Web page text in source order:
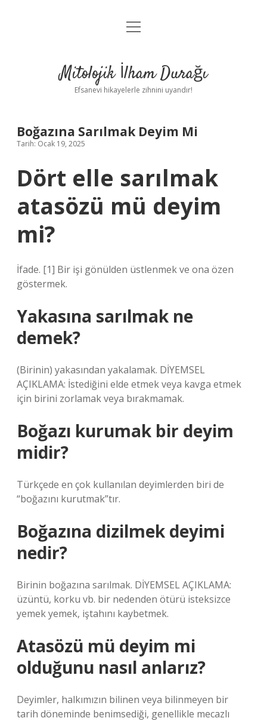
Anasayfa
Yasal Uyarı
menüyü
Mitolojik İlham Durağı
Efsanevi hikayelerle zihnini uyandır!
Boğazına Sarılmak Deyim Mi
Tarih: Ocak 19, 2025
Dört elle sarılmak
atasözü mü deyim
mi?
İfade. [1] Bir işi gönülden üstlenmek ve ona özen
göstermek.
Yakasına sarılmak ne
demek?
(Birinin) yakasından yakalamak. DİYEMSEL
AÇIKLAMA: İstediğini elde etmek veya kavga etmek
için birini zorlamak veya bırakmamak.
Boğazı kurumak bir deyim
midir?
Türkçede en çok kullanılan deyimlerden biri de
“boğazını kurutmak”tır.
Boğazına dizilmek deyimi
nedir?
Birinin boğazına sarılmak. DİYEMSEL AÇIKLAMA:
üzüntü, korku vb. bir nedenden ötürü isteksizce
yemek yemek, iştahını kaybetmek.
Atasözü mü deyim mi
olduğunu nasıl anlarız?
Deyimler, halkımızın bilinen veya bilinmeyen bir
tarih döneminde benimsediği, genellikle mecazlı